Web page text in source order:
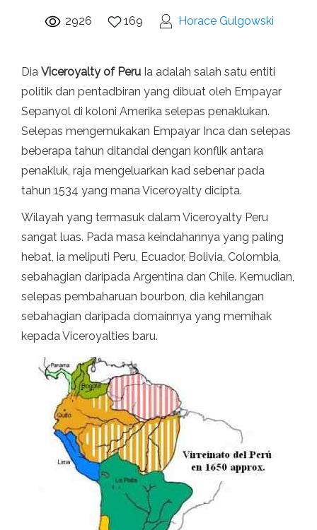
2926 169 Horace Gulgowski
Dia Viceroyalty of Peru Ia adalah salah satu entiti
politik dan pentadbiran yang dibuat oleh Empayar
Sepanyol di koloni Amerika selepas penaklukan.
Selepas mengemukakan Empayar Inca dan selepas
beberapa tahun ditandai dengan konflik antara
penakluk, raja mengeluarkan kad sebenar pada
tahun 1534 yang mana Viceroyalty dicipta.
Wilayah yang termasuk dalam Viceroyalty Peru
sangat luas. Pada masa keindahannya yang paling
hebat, ia meliputi Peru, Ecuador, Bolivia, Colombia,
sebahagian daripada Argentina dan Chile. Kemudian,
selepas pembaharuan bourbon, dia kehilangan
sebahagian daripada domainnya yang memihak
kepada Viceroyalties baru.